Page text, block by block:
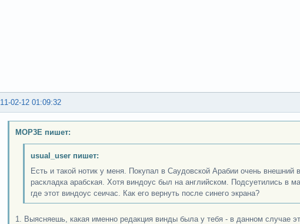
11-02-12 01:09:32
MOP3E пишет:
usual_user пишет:
Есть и такой нотик у меня. Покупал в Саудовской Арабии очень внешний
раскладка арабская. Хотя виндоус был на английском. Подсуетились в
где этот виндоус сеичас. Как его вернуть после синего экрана?
1. Выясняешь, какая именно редакция винды была у тебя - в данном случае